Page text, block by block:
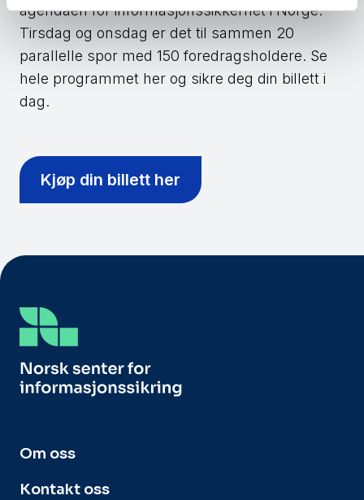
agendaen for informasjonssikkerhet i Norge.
Tirsdag og onsdag er det til sammen 20
parallelle spor med 150 foredragsholdere. Se
hele programmet her og sikre deg din billett i
dag.
Kjøp din billett her
Om oss
Kontakt oss